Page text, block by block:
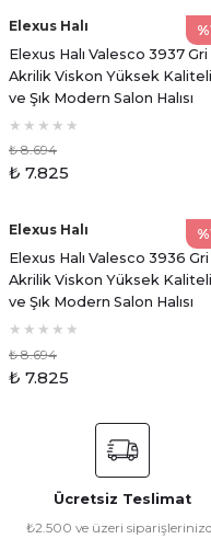
Elexus Halı
Elexus Halı Valesco 3937 Gri
Akrilik Viskon Yüksek Kaliteli
ve Şık Modern Salon Halısı
₺ 8.694
₺ 7.825
Elexus Halı
Elexus Halı Valesco 3936 Gri
Akrilik Viskon Yüksek Kaliteli
ve Şık Modern Salon Halısı
₺ 8.694
₺ 7.825
Ücretsiz Teslimat
₺2.500 ve üzeri